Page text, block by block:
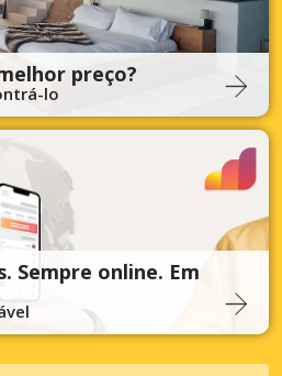
preço?
lo
Sempre online. Em